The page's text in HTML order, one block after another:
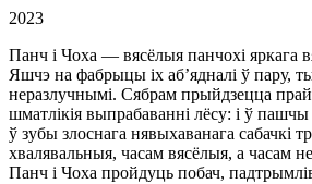
2023
Панч і Чоха — вясёлыя панчохі яркага
Яшчэ на фабрыцы іх аб’ядналі ў пару,
неразлучнымі. Сябрам прыйдзецца
шматлікія выпрабаванні лёсу: і ў
ў зубы злоснага нявыхаванага сабачкі
хвалявальныя, часам вясёлыя, а часам
Панч і Чоха пройдуць побач,